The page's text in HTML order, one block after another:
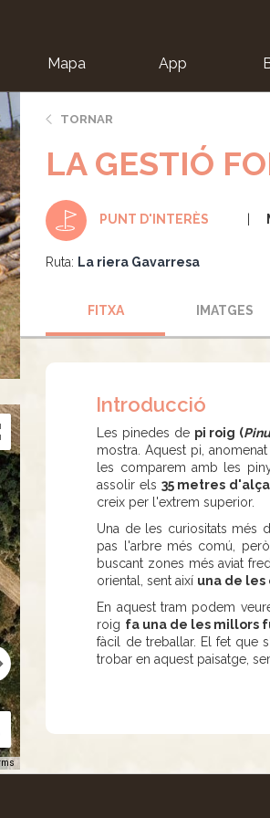
Mapa App
TORNAR
LA GESTIÓ
PUNT D'INTERÈS
Ruta: La riera Gavarresa
FITXA IMATGES
Introducció
Les pinedes de pi roig (
mostra. Aquest pi,
les comparem amb les
assolir els 35 metres
creix per l'extrem superior.
Una de les curiositats més
pas l'arbre més comú,
buscant zones més aviat
oriental, sent així una de les
En aquest tram podem
roig fa una de les millors
fàcil de treballar. El fet que
trobar en aquest paisatge,